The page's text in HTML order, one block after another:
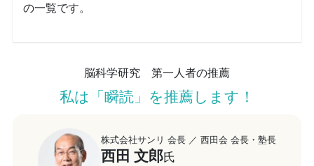
の一覧です。
脳科学研究 第一人者の推薦
私は「瞬読」を推薦します！
株式会社サンリ 会長 ／ 西田会 会長・塾長
西田 文郎氏